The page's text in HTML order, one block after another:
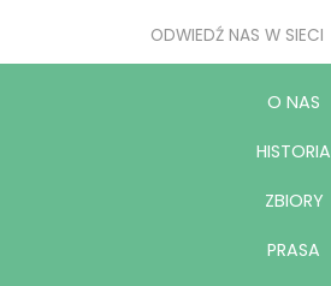
ODWIEDŹ NAS W SIECI
O NAS
HISTORIA
ZBIORY
PRASA